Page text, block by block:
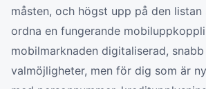
måsten, och högst upp på den
ordna en fungerande
mobilmarknaden digitaliserad,
valmöjligheter, men för dig som är